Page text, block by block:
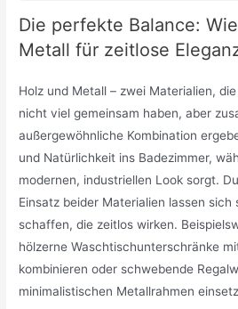
Die perfekte Balance:
Metall für zeitlose
Holz und Metall – zwei Materialien,
nicht viel gemeinsam haben, aber
außergewöhnliche Kombination
und Natürlichkeit ins Badezimmer,
modernen, industriellen Look sorgt.
Einsatz beider Materialien lassen sich
schaffen, die zeitlos wirken.
hölzerne Waschtischunterschränke
kombinieren oder schwebende
minimalistischen Metallrahmen